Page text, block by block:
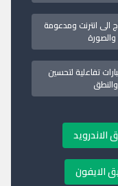
الى انترنت ومدعومة
فيه 5 اختبارات تفاعلية لتحسين
الايفون